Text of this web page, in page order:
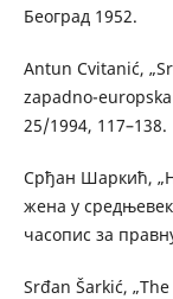
Београд 1952.
Antun Cvitanić,
zapadno-
25/1994, 117–138.
Срђан Шаркић,
жена у
часопис за
Srđan Šarkić,